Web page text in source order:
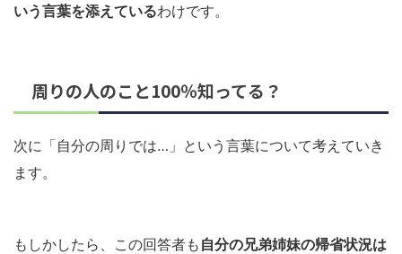
いう言葉を添えているわけです。
周りの人のこと100％知ってる？
次に「自分の周りでは…」という言葉について考えていき
ます。
もしかしたら、この回答者も 自分の兄弟姉妹の帰省状況は